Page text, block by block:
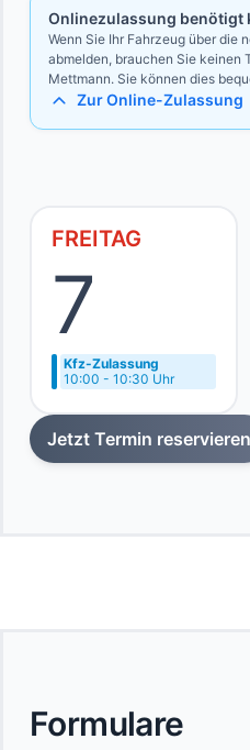
Onlinezulassung benötigt
Wenn Sie Ihr Fahrzeug über die
abmelden, brauchen Sie keinen
Mettmann. Sie können dies
Zur Online-Zulassung
FREITAG
7
Kfz-Zulassung
10:00 - 10:30 Uhr
Jetzt Termin reservieren
Formulare